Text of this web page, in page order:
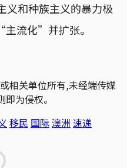
义和种族主义的暴力极
流化”并扩张。
或相关单位所有,未经端传媒
为侵权。
移民 国际澳洲 速递